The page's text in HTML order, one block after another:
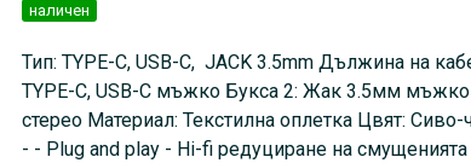
наличен
Тип: TYPE-C, USB-C, JACK 3.5mm Дължина на
TYPE-C, USB-C мъжко Букса 2: Жак 3.5мм мъжко
стерео Материал: Текстилна оплетка Цвят:
- - Plug and play - Hi-fi редуциране на смущенията